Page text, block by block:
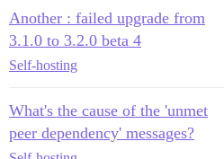
Another : failed upgrade from
3.1.0 to 3.2.0 beta 4
Self-hosting
What's the cause of the 'unmet
peer dependency' messages?